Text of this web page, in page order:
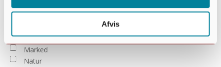
Afvis
Kultur, hygge eller kirke
Marked
Natur